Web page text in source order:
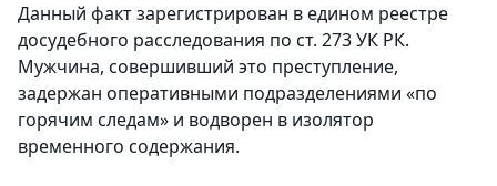
Данный факт зарегистрирован в едином реестре
досудебного расследования по ст. 273 УК РК.
Мужчина, совершивший это преступление,
задержан оперативными подразделениями «по
горячим следам» и водворен в изолятор
временного содержания.